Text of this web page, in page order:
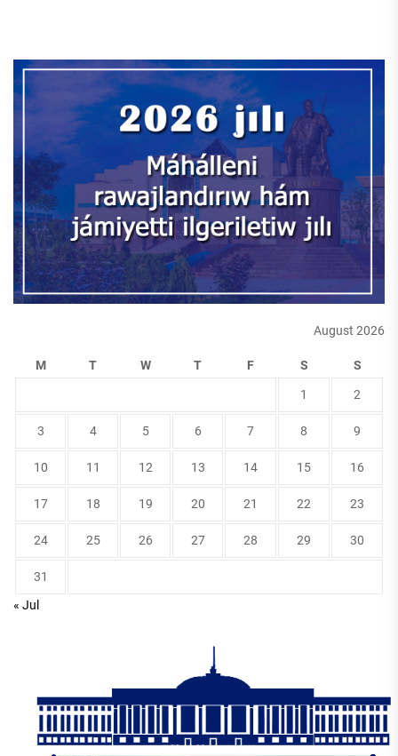
August 2026
M T W T F S S
1 2
3 4 5 6 7 8 9
10 11 12 13 14 15 16
17 18 19 20 21 22 23
24 25 26 27 28 29 30
31
« Jul